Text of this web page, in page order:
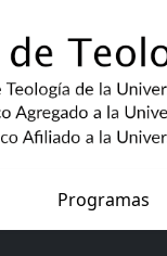
Programas